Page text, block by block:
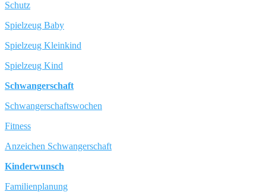
Schutz
Spielzeug Baby
Spielzeug Kleinkind
Spielzeug Kind
Schwangerschaft
Schwangerschaftswochen
Fitness
Anzeichen Schwangerschaft
Kinderwunsch
Familienplanung